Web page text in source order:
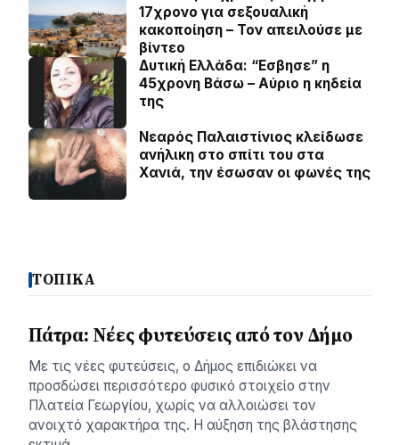
17χρονο για σεξουαλική
κακοποίηση – Τον απειλούσε με
βίντεο
Δυτική Ελλάδα: “Εσβησε” η
45χρονη Βάσω – Αύριο η κηδεία
της
Νεαρός Παλαιστίνιος κλείδωσε
ανήλικη στο σπίτι του στα
Χανιά, την έσωσαν οι φωνές της
ΤΟΠΙΚΑ
Πάτρα: Νέες φυτεύσεις από τον Δήμο
Με τις νέες φυτεύσεις, ο Δήμος επιδιώκει να
προσδώσει περισσότερο φυσικό στοιχείο στην
Πλατεία Γεωργίου, χωρίς να αλλοιώσει τον
ανοιχτό χαρακτήρα της. Η αύξηση της βλάστησης